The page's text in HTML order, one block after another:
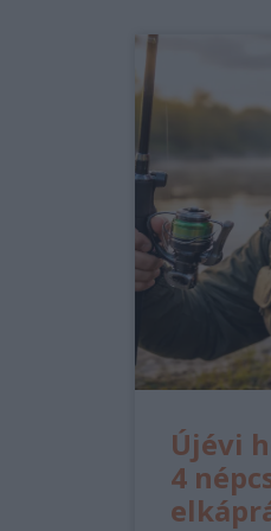
Újévi
4